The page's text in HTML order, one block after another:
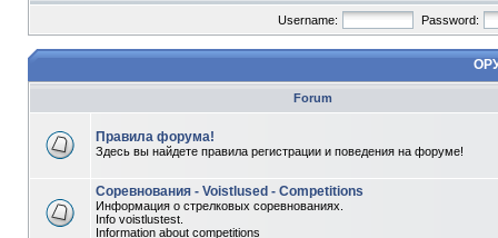
Username: Password:
Forum
Правила форума!
Здесь вы найдете правила регистрации и поведения на форуме!
Соревнования - Voistlused - Competitions
Информация о стрелковых соревнованиях.
Info voistlustest.
Information about competitions